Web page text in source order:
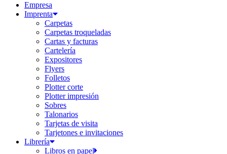
Empresa
Imprenta
Carpetas
Carpetas troqueladas
Cartas y facturas
Cartelería
Expositores
Flyers
Folletos
Plotter corte
Plotter impresión
Sobres
Talonarios
Tarjetas de visita
Tarjetones e invitaciones
Librería
Libros en papel